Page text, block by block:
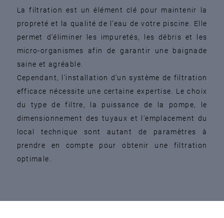
La filtration est un élément clé pour maintenir la
propreté et la qualité de l’eau de votre piscine. Elle
permet d’éliminer les impuretés, les débris et les
micro-organismes afin de garantir une baignade
saine et agréable.
Cependant, l’installation d’un système de filtration
efficace nécessite une certaine expertise. Le choix
du type de filtre, la puissance de la pompe, le
dimensionnement des tuyaux et l’emplacement du
local technique sont autant de paramètres à
prendre en compte pour obtenir une filtration
optimale.